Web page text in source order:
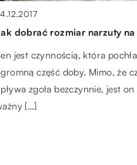
wybrać odpowiednie biuro
odpowiedniego biura
decyzja. Jeśli
w końcu zapłacić więcej
dobrać rozmiar narzuty na
jest czynnością, która
część doby. Mimo, że
zgoła bezczynnie, jest
[…]
LIFESTYLE
ubrać dziecko do szkoły
warunki atmosferyczne z
Aby się nie